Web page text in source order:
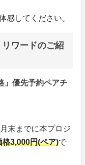
感してください。
リワードのご紹
」優先予約ペアチ
末までに本プロジ
格3,000円(ペア)で